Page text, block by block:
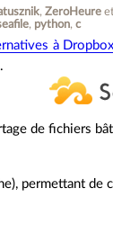
,ZeroHeure et
python c
à
de fichiers
permettant